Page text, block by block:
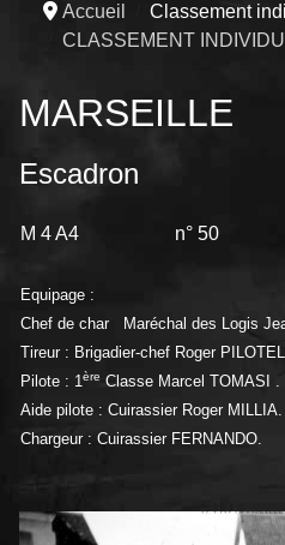
Accueil Classement
CLASSEMENT
MARSEILLE
Escadron
M 4 A4 n° 50
Equipage :
Chef de char Maréchal des Logis
Tireur : Brigadier-chef Roger
Pilote : 1ère Classe Marcel TOMASI .
Aide pilote : Cuirassier Roger MILLIA.
Chargeur : Cuirassier FERNANDO.